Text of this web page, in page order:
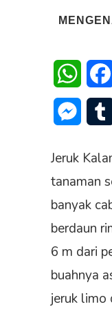
Jeruk
tanaman
banyak
berdaun
6 m dari
buahnya
jeruk limo